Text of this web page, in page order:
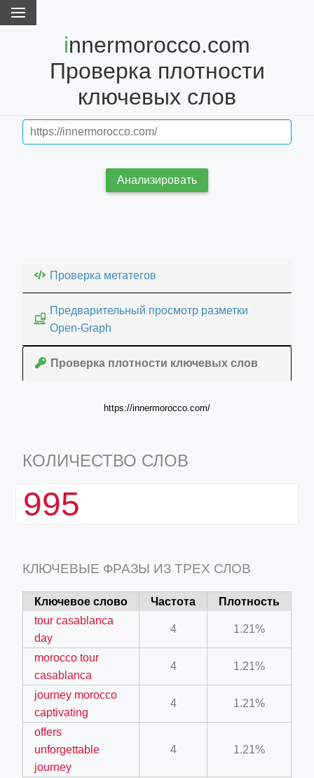
innermorocco.com
Проверка плотности
ключевых слов
Анализировать
Проверка метатегов
Предварительный просмотр разметки
Open-Graph
Проверка плотности ключевых слов
https://innermorocco.com/
КОЛИЧЕСТВО СЛОВ
995
КЛЮЧЕВЫЕ ФРАЗЫ ИЗ ТРЕХ СЛОВ
Ключевое слово Частота
Плотность
tour casablanca
day
4 1.21%
morocco tour
casablanca
4 1.21%
journey morocco
captivating
4 1.21%
offers
unforgettable
journey
4 1.21%